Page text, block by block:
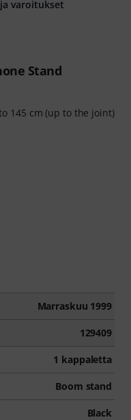
Stand
145 cm (up to the joint)
Marraskuu 1999
129409
1 kappaletta
Boom stand
Black
varoitukset